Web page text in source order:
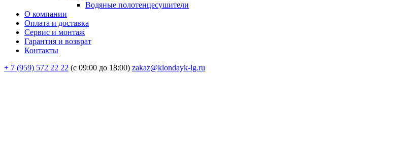
Водяные полотенцесушители
О компании
Оплата и доставка
Сервис и монтаж
Гарантия и возврат
Контакты
+ 7 (959) 572 22 22 (с 09:00 до 18:00) zakaz@klondayk-lg.ru